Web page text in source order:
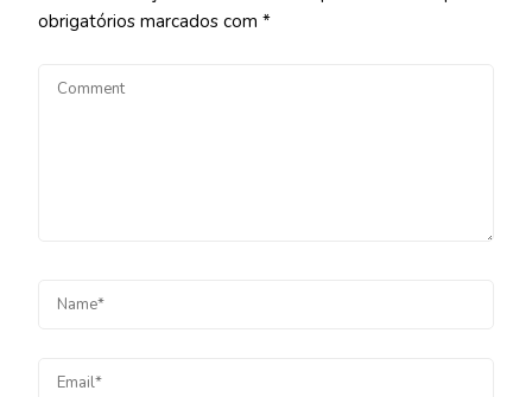
obrigatórios marcados com *